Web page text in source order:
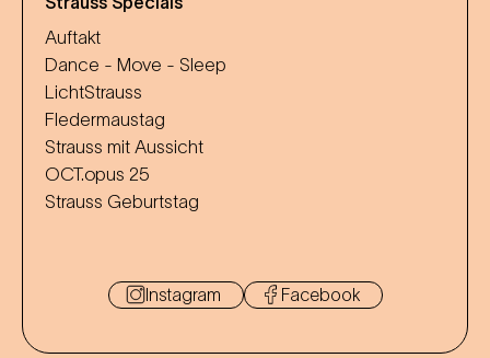
Auftakt
Dance - Move - Sleep
LichtStrauss
Fledermaustag
Strauss mit Aussicht
OCT.opus 25
Strauss Geburtstag
Instagram Facebook